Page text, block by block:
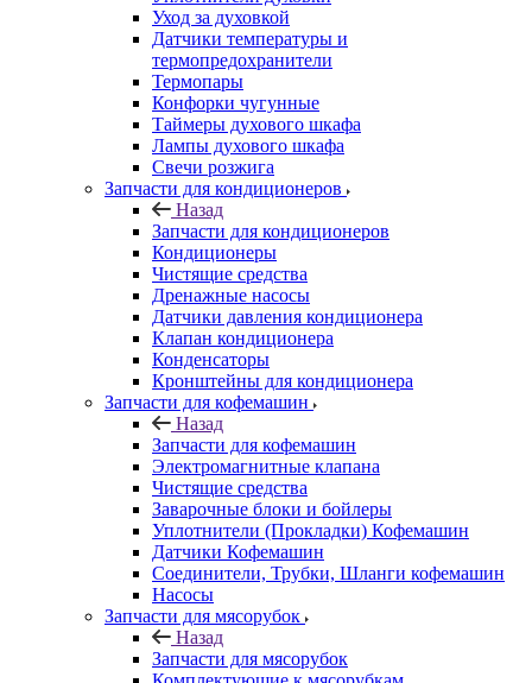
Уход за духовкой
Датчики температуры и
термопредохранители
Термопары
Конфорки чугунные
Таймеры духового шкафа
Лампы духового шкафа
Свечи розжига
Запчасти для кондиционеров
Назад
Запчасти для кондиционеров
Кондиционеры
Чистящие средства
Дренажные насосы
Датчики давления кондиционера
Клапан кондиционера
Конденсаторы
Кронштейны для кондиционера
Запчасти для кофемашин
Назад
Запчасти для кофемашин
Электромагнитные клапана
Чистящие средства
Заварочные блоки и бойлеры
Уплотнители (Прокладки) Кофемашин
Датчики Кофемашин
Соединители, Трубки, Шланги кофемашин
Насосы
Запчасти для мясорубок
Назад
Запчасти для мясорубок